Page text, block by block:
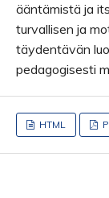
ääntämistä ja
turvallisen ja
täydentävän
pedagogisesti
HTML